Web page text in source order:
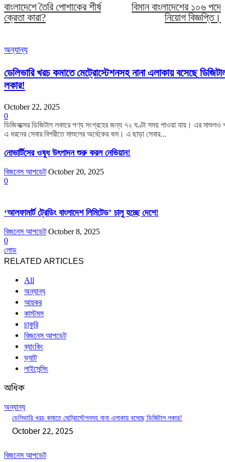
বাংলাদেশে তৈরি পোশাকের শীর্ষ
ক্রেতা কারা?
বিমান বাংলাদেশের ১০৬ পদে
নিয়োগ বিজ্ঞপ্তি।
অন্যান্য
ডেলিভারি খরচ কমাতে মেট্রোস্টেশনসহ নানা এলাকায় বসেছে
লকার!
October 22, 2025
0
ডিজিবক্সের ডিজিটাল লকারে পণ্য সংগ্রহের জন্য ৭২ ঘণ্টা সময় পাওয়া যায়। এর মাশুলও
এ ধরনের সেবার বিপরীতে মাশুলের অর্ধেকের কম। এ ছাড়া সেবার...
নোভার্টিসের ওষুধ উৎপাদন শুরু করল নেভিয়ান!
বিজনেস আপডেট October 20, 2025
0
‘আলফামার্ট ট্রেডিং বাংলাদেশ লিমিটেড’ চালু হচ্ছে দেশে!
বিজনেস আপডেট October 8, 2025
0
লোড
RELATED ARTICLES
All
অন্যান্য
আয়কর
কাস্টমস
চাকুরি
বিজনেস আপডেট
ব্যাংকিং
ভ্যাট
লাইসেন্সিং
অধিক
অন্যান্য
ডেলিভারি খরচ কমাতে মেট্রোস্টেশনসহ নানা এলাকায় বসেছে ডিজিটাল লকার!
October 22, 2025
বিজনেস আপডেট